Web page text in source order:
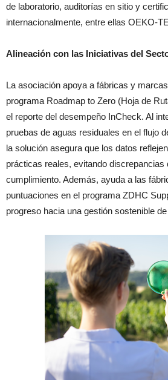
de laboratorio, auditorías en sitio y
internacionalmente, entre ellas OEKO-
Alineación con las Iniciativas del
La asociación apoya a fábricas y
programa Roadmap to Zero (Hoja de
el reporte del desempeño InCheck. Al
pruebas de aguas residuales en el flujo
la solución asegura que los datos
prácticas reales, evitando discrepancias
cumplimiento. Además, ayuda a las
puntuaciones en el programa ZDHC
progreso hacia una gestión sostenible